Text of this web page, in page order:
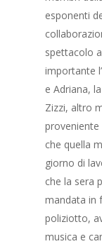
esponenti
spettacolo
importante
e Adriana,
Zizzi, altro
proveniente
che quella
giorno di
che la sera
mandata in
poliziotto,
musica e